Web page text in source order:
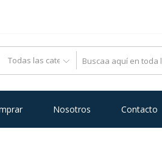
Nosotros Contacto